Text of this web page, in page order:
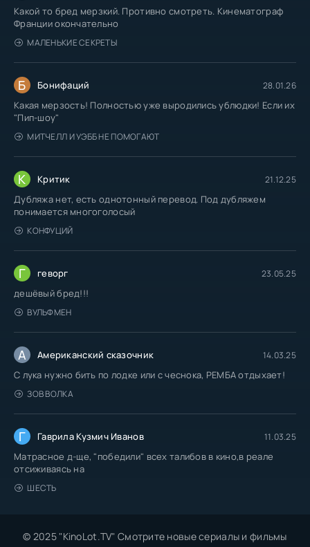
Какой то бред мерзкий. Противно смотреть. Кинематограф
Франции окончательно
МАЛЕНЬКИЕ СЕКРЕТЫ
Б Бонифаций 28.01.26
Какая мерзость! Полностью уже выродились ублюдки! Если их
"Пип-шоу"
МИТЧЕЛЛ И УЭББ НЕ ПОМОГАЮТ
К Критик 21.12.25
Дубляжа нет, есть однотонный перевод. Под дубляжем
понимается многоголосый
КОНФУЦИЙ
Г геворг 23.05.25
дешёвый бред!!!
ВУЛЬФМЕН
А Американский сказочник 14.03.25
С лука нужно бить по лодке или с чеснока, РЕМБА отдыхает!
ЗОВ ВОЛКА
Г Гаврила Кузмич Иванов 11.03.25
Матрасное д-ще, "победили" всех талибов в кино,в реале
отсиживаясь на
ШЕСТЬ
© 2025 "KinoLot.TV" Смотрите новые сериалы и фильмы